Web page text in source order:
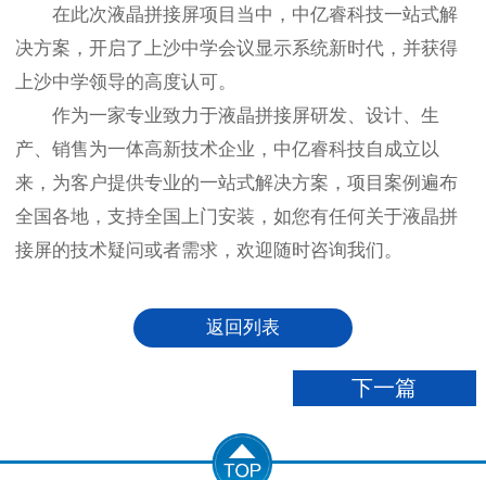
在此次液晶拼接屏项目当中，中亿睿科技一站式解
决方案，开启了上沙中学会议显示系统新时代，并获得
上沙中学领导的高度认可。
作为一家专业致力于液晶拼接屏研发、设计、生
产、销售为一体高新技术企业，中亿睿科技自成立以
来，为客户提供专业的一站式解决方案，项目案例遍布
全国各地，支持全国上门安装，如您有任何关于液晶拼
接屏的技术疑问或者需求，欢迎随时咨询我们。
返回列表
下一篇